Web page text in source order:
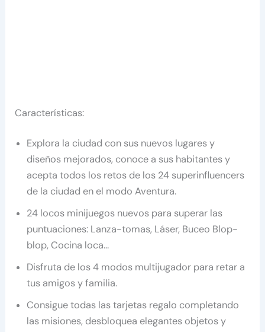
Características:
Explora la ciudad con sus nuevos lugares y
diseños mejorados, conoce a sus habitantes y
acepta todos los retos de los 24 superinfluencers
de la ciudad en el modo Aventura.
24 locos minijuegos nuevos para superar las
puntuaciones: Lanza-tomas, Láser, Buceo Blop-
blop, Cocina loca…
Disfruta de los 4 modos multijugador para retar a
tus amigos y familia.
Consigue todas las tarjetas regalo completando
las misiones, desbloquea elegantes objetos y